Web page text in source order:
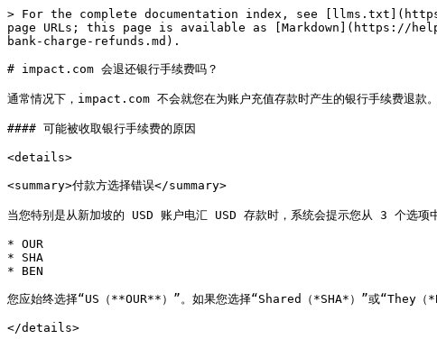
> For the complete documentation index, see
page URLs; this page is available as [Markdown](https://
bank-charge-refunds.md).
# impact.com 会退还银行手续费吗？
通常情况下，impact.com 不会就您在为账户充值存款时产生的银行手续费退款
#### 可能被收取银行手续费的原因
<details>
<summary>付款方选择错误</summary>
当您特别是从新加坡的 USD 账户电汇 USD 存款时，系统会提示您从 3 个选项
* OUR
* SHA
* BEN
您应始终选择“US（**OUR**）”。如果您选择“Shared（*SHA*）”或“They（
</details>